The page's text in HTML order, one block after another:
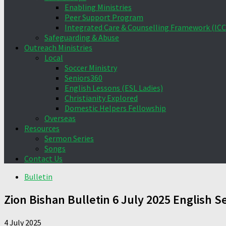
Enabling Ministries
Peer Support Program
Integrated Care & Counselling Framework
Safeguarding & Abuse
Outreach Ministries
Local
Soccer Ministry
Seniors360
English Lessons (ESL Ladies)
Christianity Explored
Domestic Helpers Fellowship
Overseas
Resources
Sermon Series
Songs
Contact Us
Bulletin
Zion Bishan Bulletin 6 July 2025 English
4 July 2025